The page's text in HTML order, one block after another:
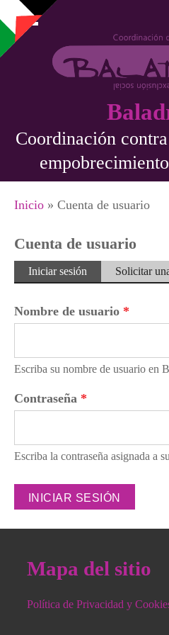
Pasar al contenido principal
Coordinación
Se encuentra
Inicio » Cuenta de usuario
Cuenta de usuario
Solapas
Iniciar sesión (solapaSolicitar
Nombre de usuario *
Escriba su nombre de usuario en
Contraseña *
Escriba la contraseña asignada a
Mapa del sitio
Política de Privacidad y